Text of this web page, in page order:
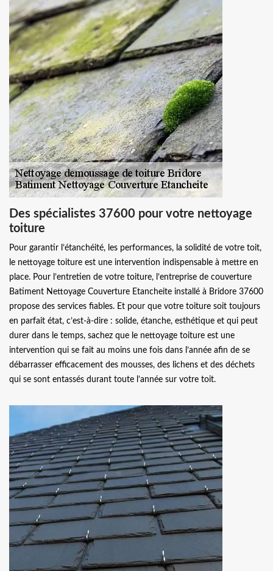
Des spécialistes 37600 pour votre nettoyage
toiture
Pour garantir l’étanchéité, les performances, la solidité de votre toit,
le nettoyage toiture est une intervention indispensable à mettre en
place. Pour l’entretien de votre toiture, l’entreprise de couverture
Batiment Nettoyage Couverture Etancheite installé à Bridore 37600
propose des services fiables. Et pour que votre toiture soit toujours
en parfait état, c’est-à-dire : solide, étanche, esthétique et qui peut
durer dans le temps, sachez que le nettoyage toiture est une
intervention qui se fait au moins une fois dans l’année afin de se
débarrasser efficacement des mousses, des lichens et des déchets
qui se sont entassés durant toute l’année sur votre toit.